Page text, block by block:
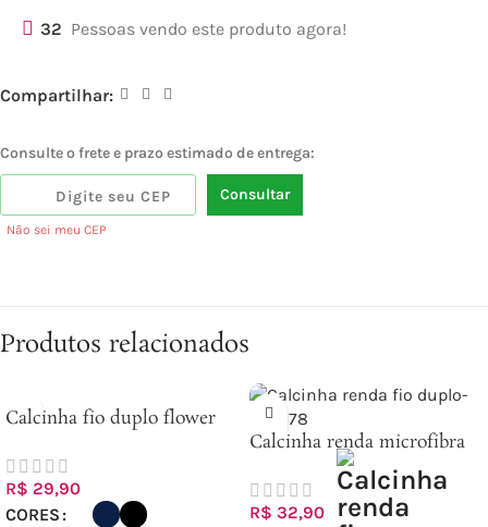
32 Pessoas vendo este produto agora!
Compartilhar:
Consulte o frete e prazo estimado de entrega:
Consultar
Não sei meu CEP
Produtos relacionados
Calcinha fio duplo flower
R$ 29,90
CORES
Calcinha renda microfibra
R$ 32,90